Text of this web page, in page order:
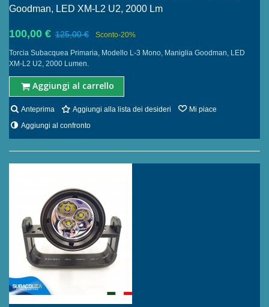
Goodman, LED XM-L2 U2, 2000 Lm
100,00 € 125,00 € Sconto-20%
Torcia Subacquea Primaria, Modello L-3 Mono, Maniglia Goodman, LED
XM-L2 U2, 2000 Lumen.
Aggiungi al carrello
Anteprima Aggiungi alla lista dei desideri
Mi piace
Aggiungi al confronto